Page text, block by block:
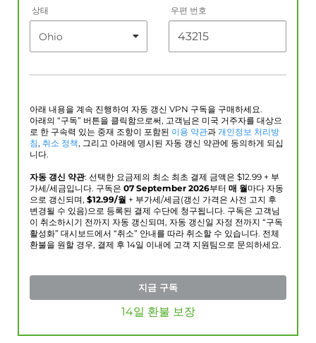
상태 우편 번호
아래 내용을 계속 진행하여 자동 갱신 VPN 구독을 구매하세요.
아래의 “구독” 버튼을 클릭함으로써, 고객님은 미국 거주자를 대상으
로 한 구속력 있는 중재 조항이 포함된 이용 약관과 개인정보 처리방
침, 취소 정책, 그리고 아래에 명시된 자동 갱신 약관에 동의하게 되십
니다.
자동 갱신 약관: 선택한 요금제의 최소 최초 결제 금액은 $12.99 + 부
가세/세금입니다. 구독은 07 September 2026부터 매 월마다 자동
으로 갱신되며, $12.99/월 + 부가세/세금(갱신 가격은 사전 고지 후
변경될 수 있음)으로 등록된 결제 수단에 청구됩니다. 구독은 고객님
이 취소하시기 전까지 자동 갱신되며, 자동 갱신일 자정 전까지 “구독
활성화” 대시보드에서 “취소” 안내를 따라 취소할 수 있습니다. 전체
환불을 원할 경우, 결제 후 14일 이내에 고객 지원팀으로 문의하세요.
지금 구독
14일 환불 보장